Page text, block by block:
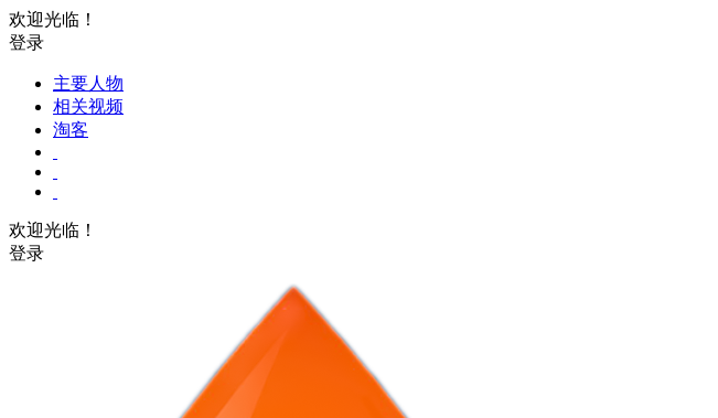
欢迎光临！
登录
主要人物
相关视频
淘客
欢迎光临！
登录